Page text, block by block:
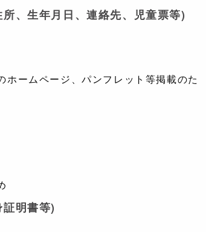
、生年月日、連絡先、児童票等)
ームページ、パンフレット等掲載のた
明書等)